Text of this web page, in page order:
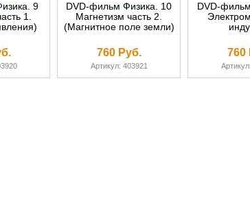
9
1.
DVD-фильм Физика. 10
Магнетизм часть 2.
(Магнитное поле земли)
760 Руб.
Артикул: 403921
DVD-
760